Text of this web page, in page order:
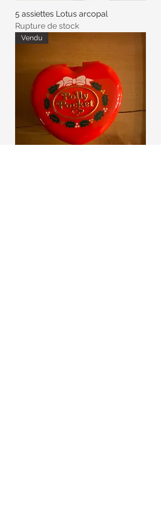
5 assiettes Lotus arcopal
Rupture de stock
Vendu